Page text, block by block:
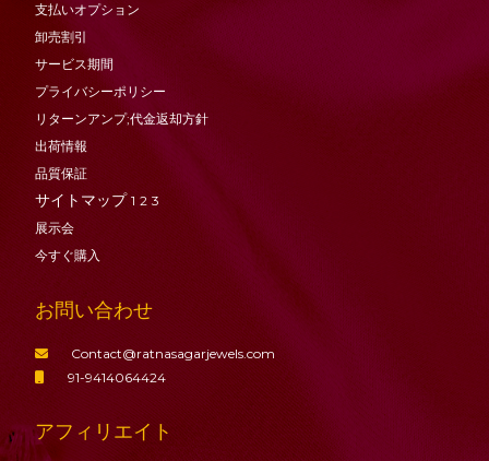
支払いオプション
卸売割引
サービス期間
プライバシーポリシー
リターンアンプ;代金返却方針
出荷情報
品質保証
サイトマップ 1 2 3
展示会
今すぐ購入
お問い合わせ
Contact@ratnasagarjewels.com
91-9414064424
アフィリエイト